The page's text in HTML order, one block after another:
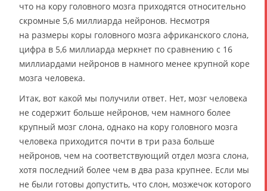
что на кору головного мозга приходятся относительно
скромные 5,6 миллиарда нейронов. Несмотря
на размеры коры головного мозга африканского слона,
цифра в 5,6 миллиарда меркнет по сравнению с 16
миллиардами нейронов в намного менее крупной коре
мозга человека.
Итак, вот какой мы получили ответ. Нет, мозг человека
не содержит больше нейронов, чем намного более
крупный мозг слона, однако на кору головного мозга
человека приходится почти в три раза больше
нейронов, чем на соответствующий отдел мозга слона,
хотя последний более чем в два раза крупнее. Если мы
не были готовы допустить, что слон, мозжечок которого